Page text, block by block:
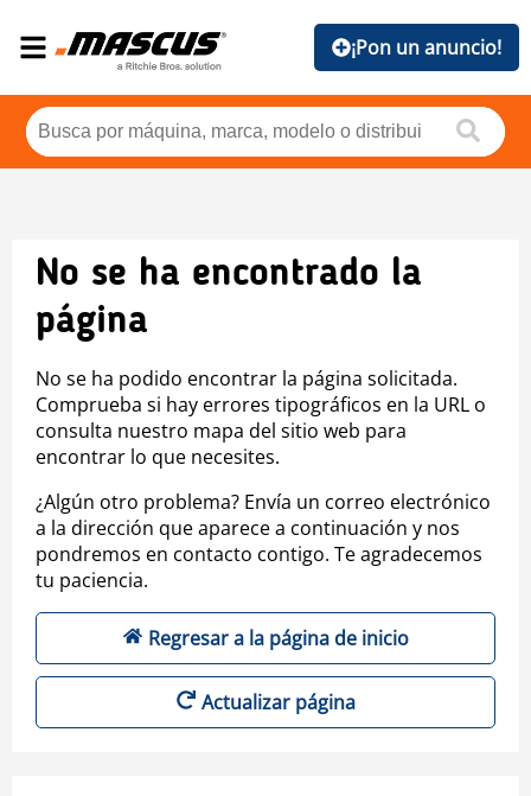
¡Pon un anuncio!
No se ha encontrado la
página
No se ha podido encontrar la página solicitada.
Comprueba si hay errores tipográficos en la URL o
consulta nuestro mapa del sitio web para
encontrar lo que necesites.
¿Algún otro problema? Envía un correo electrónico
a la dirección que aparece a continuación y nos
pondremos en contacto contigo. Te agradecemos
tu paciencia.
Regresar a la página de inicio
Actualizar página